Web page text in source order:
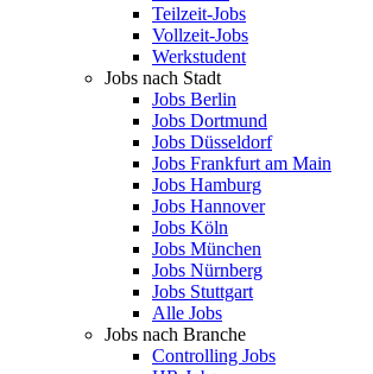
Teilzeit-Jobs
Vollzeit-Jobs
Werkstudent
Jobs nach Stadt
Jobs Berlin
Jobs Dortmund
Jobs Düsseldorf
Jobs Frankfurt am Main
Jobs Hamburg
Jobs Hannover
Jobs Köln
Jobs München
Jobs Nürnberg
Jobs Stuttgart
Alle Jobs
Jobs nach Branche
Controlling Jobs